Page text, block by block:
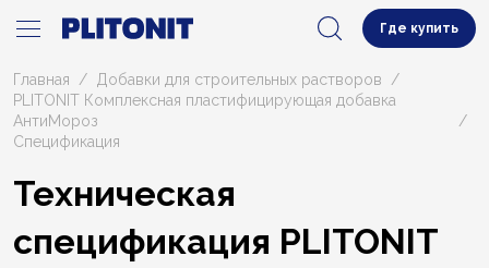
Где купить
Главная
Добавки для строительных растворов
PLITONIT Комплексная пластифицирующая добавка
АнтиМороз
Cпецификация
Техническая
спецификация PLITONIT